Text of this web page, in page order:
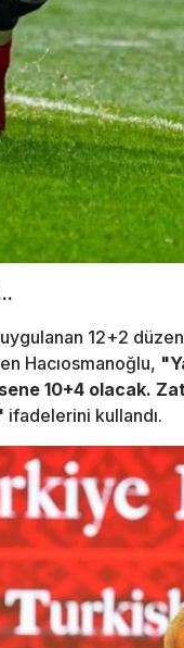
12+2
Hacıosmanoğlu,
10+4 olacak.
ifadelerini kullandı.